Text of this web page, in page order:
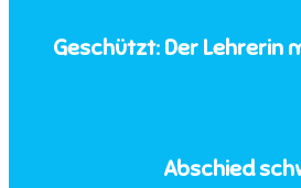
Geschützt: Der Lehrerin
Abschied